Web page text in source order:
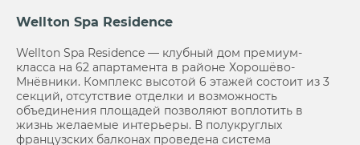
Wellton Spa Residence
Wellton Spa Residence — клубный дом премиум-
класса на 62 апартамента в районе Хорошёво-
Мнёвники. Комплекс высотой 6 этажей состоит из 3
секций, отсутствие отделки и возможность
объединения площадей позволяют воплотить в
жизнь желаемые интерьеры. В полукруглых
французских балконах проведена система